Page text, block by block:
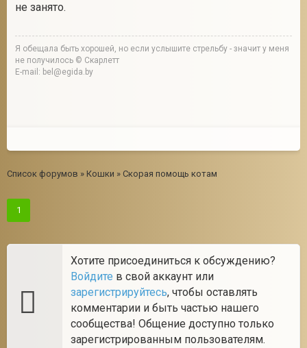
не занято.
Я обещала быть хорошей, но если услышите стрельбу - значит у меня
не получилось © Скарлетт
E-mail: bel@egida.by
Список форумов » Кошки » Скорая помощь котам
1
Хотите присоединиться к обсуждению?
Войдите в свой аккаунт или
зарегистрируйтесь, чтобы оставлять
комментарии и быть частью нашего
сообщества! Общение доступно только
зарегистрированным пользователям.